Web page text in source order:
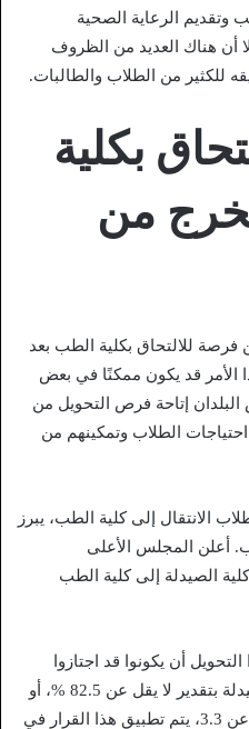
وتقديم الرعاية الصحية
أن هناك العديد من الظروف
للكثير من الطلاب والطالبات.
بكلية
من
فرصة للالتحاق بكلية الطب بعد
الأمر قد يكون ممكنًا في بعض
إتاحة فرص التحويل من
الطلاب وتمكينهم من
الانتقال إلى كلية الطب، يبرز
أعلن المجلس الأعلى
الصيدلة إلى كلية الطب
أن يكونوا قد اجتازوا
الفرقة الثانية والثالثة من كلية الصيدلة بتقدير لا يقل عن 82.5 %، أو
+B، وأن لا يقل معدل النجاح العام عن 3.3، يتم تطبيق هذا القرار في